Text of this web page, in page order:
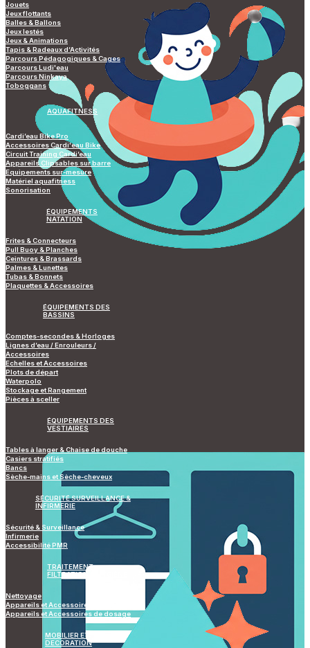
Jouets
Jeux flottants
Balles & Ballons
Jeux lestés
Jeux & Animations
Tapis & Radeaux d’Activités
Parcours Pédagogiques & Cages
Parcours Ludi'eau
Parcours Ninkaya
Toboggans
AQUAFITNESS
Cardi’eau Bike Pro
Accessoires Cardi'eau Bike
Circuit Training Cardi’eau
Appareils Clipsables sur barre
Equipements sur-mesure
Matériel aquafitness
Sonorisation
ÉQUIPEMENTS
NATATION
Frites & Connecteurs
Pull Buoy & Planches
Ceintures & Brassards
Palmes & Lunettes
Tubas & Bonnets
Plaquettes & Accessoires
ÉQUIPEMENTS DES
BASSINS
Comptes-secondes & Horloges
Lignes d’eau / Enrouleurs /
Accessoires
Echelles et Accessoires
Plots de départ
Waterpolo
Stockage et Rangement
Pièces à sceller
ÉQUIPEMENTS DES
VESTIAIRES
Tables à langer & Chaise de douche
Casiers stratifiés
Bancs
Sèche-mains et Sèche-cheveux
SÉCURITÉ SURVEILLANCE &
INFIRMERIE
Sécurité & Surveillance
Infirmerie
Accessibilité PMR
TRAITEMENT
FILTRATION & HYGIÈNE
Nettoyage
Appareils et Accessoires de mesure
Appareils et Accessoires de dosage
MOBILIER ET
DECORATION